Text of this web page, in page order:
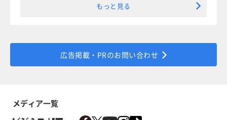
もっと見る
広告掲載・PRのお問い合わせ
メディア一覧